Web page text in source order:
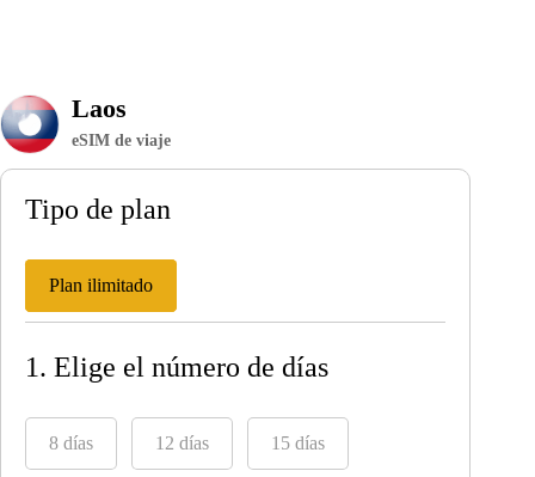
Laos
eSIM de viaje
Tipo de plan
Plan ilimitado
1. Elige el número de días
8 días 12 días 15 días